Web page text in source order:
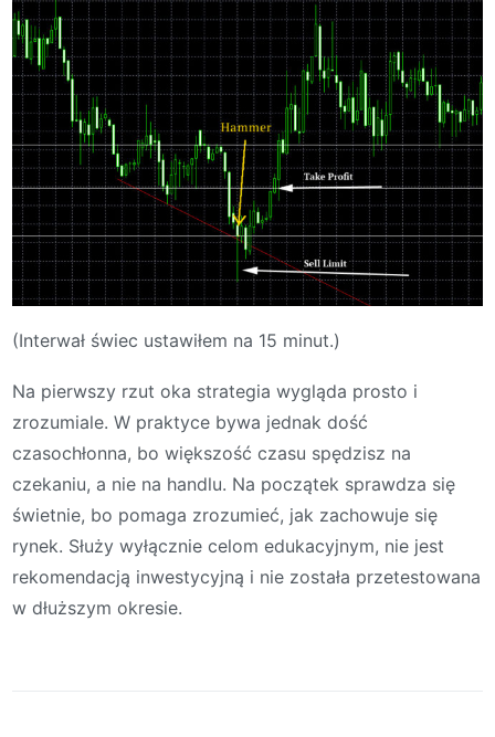
(Interwał świec ustawiłem na 15 minut.)
Na pierwszy rzut oka strategia wygląda prosto i
zrozumiale. W praktyce bywa jednak dość
czasochłonna, bo większość czasu spędzisz na
czekaniu, a nie na handlu. Na początek sprawdza się
świetnie, bo pomaga zrozumieć, jak zachowuje się
rynek. Służy wyłącznie celom edukacyjnym, nie jest
rekomendacją inwestycyjną i nie została przetestowana
w dłuższym okresie.